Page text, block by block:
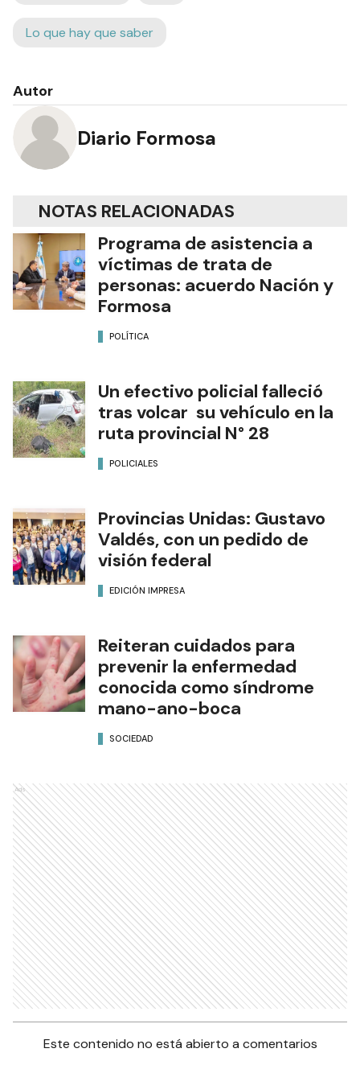
Lo que hay que saber
Autor
Diario Formosa
NOTAS RELACIONADAS
Programa de asistencia a
víctimas de trata de
personas: acuerdo Nación y
Formosa
POLÍTICA
Un efectivo policial falleció
tras volcar su vehículo en la
ruta provincial N° 28
POLICIALES
Provincias Unidas: Gustavo
Valdés, con un pedido de
visión federal
EDICIÓN IMPRESA
Reiteran cuidados para
prevenir la enfermedad
conocida como síndrome
mano-ano-boca
SOCIEDAD
Ads
Este contenido no está abierto a comentarios